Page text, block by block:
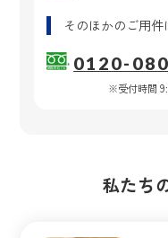
そのほかのご用件
0120-
※受付時間
私たち